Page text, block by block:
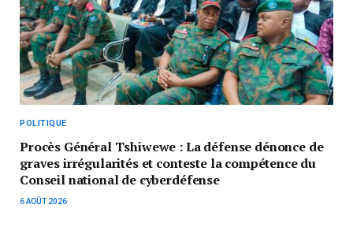
POLITIQUE
Procès Général Tshiwewe : La défense dénonce de
graves irrégularités et conteste la compétence du
Conseil national de cyberdéfense
6 AOÛT 2026